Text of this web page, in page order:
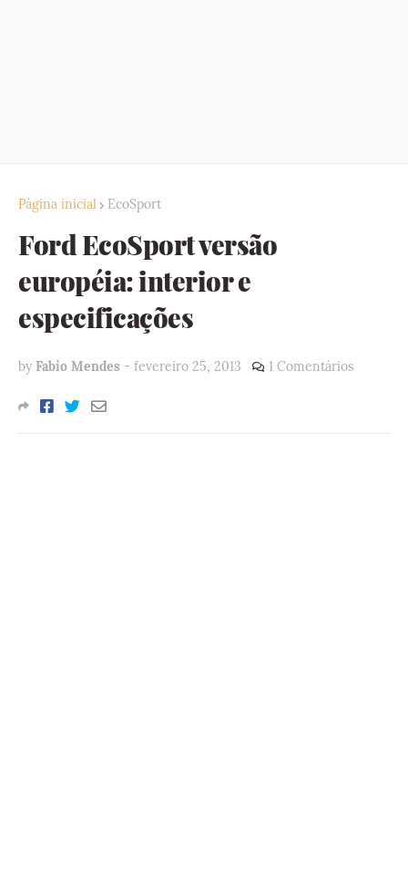
Página inicial EcoSport
Ford EcoSport versão
européia: interior e
especificações
by Fabio Mendes - fevereiro 25, 2013 1 Comentários